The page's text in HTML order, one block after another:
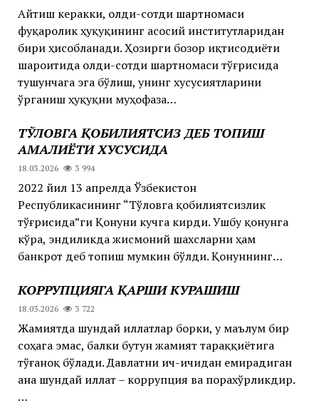
Айтиш керакки, олди-сотди шартномаси
фуқаролик ҳуқуқининг асосий институтларидан
бири ҳисобланади. Ҳозирги бозор иқтисодиёти
шароитида олди-сотди шартномаси тўғрисида
тушунчага эга бўлиш, унинг хусусиятларини
ўрганиш ҳуқуқни муҳофаза…
ТЎЛОВГА ҚОБИЛИЯТСИЗ ДЕБ ТОПИШ
АМАЛИЁТИ ХУСУСИДА
18.03.2026 3 994
2022 йил 13 апрелда Ўзбекистон
Республикасининг “Тўловга қобилиятсизлик
тўғрисида”ги Қонуни кучга кирди. Ушбу қонунга
кўра, эндиликда жисмоний шахсларни ҳам
банкрот деб топиш мумкин бўлди. Қонуннинг…
КОРРУПЦИЯГА ҚАРШИ КУРАШИШ
18.03.2026 3 722
Жамиятда шундай иллатлар борки, у маълум бир
соҳага эмас, балки бутун жамият тараққиётига
тўғаноқ бўлади. Давлатни ич-ичидан емирадиган
ана шундай иллат – коррупция ва порахўрликдир.
…